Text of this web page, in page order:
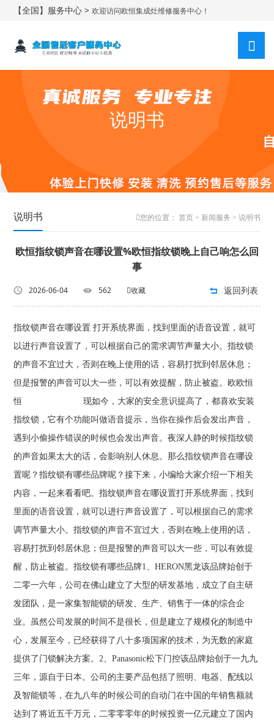
【全国】服务中心 >欢迎访问欧恒集成灶维修服务中心！
说明书
说明书 您的位置： 首页> 新闻服务 > 说明书
欧恒指纹锁声音在哪设置%欧恒指纹锁晚上自己响怎么回
事
2026-06-04 562 收藏 返回列表
指纹锁声音在哪设置 打开系统界面，找到里面的语音设置，就可
以进行声音设置了，可以根据自己的需求调节声量大小。指纹锁
的声音不宜过大，否则在晚上使用的话，容易打扰到邻居休息；
但是报警的声音可以大一些，可以有效提醒，防止被盗。欧欧恒
恒 现如今，大家的安全意识提高了，都喜欢安装
指纹锁，它有个功能叫做语音提示，当你在操作后会发出声音，
遇到小偷操作错误的时候也会发出声音。夜深人静的时候指纹锁
的声音如果太大的话，会影响别人休息。那么指纹锁声音在哪设
置呢？指纹锁有哪些品牌呢？接下来，小编给大家介绍一下相关
内容，一起来看看吧。指纹锁声音在哪设置打开系统界面，找到
里面的语音设置，就可以进行声音设置了，可以根据自己的需求
调节声量大小。指纹锁的声音不宜过大，否则在晚上使用的话，
容易打扰到邻居休息；但是报警的声音可以大一些，可以有效提
醒，防止被盗。指纹锁有哪些品牌1、HERON黑龙该品牌始创于
二零一六年，公司在佛山建立了大型的研发基地，成立了自主研
发团队，是一家集智能锁的研发、生产、销售于一体的综合企
业。虽然公司发展的时间不是很长，但是建立了规模化的制造中
心，发展至今，已经获得了八十多项国家的技术，为无数的家庭
提供了门锁解决方案。2、Panasonic松下门控该品牌始创于一九九
三年，源自于日本。公司的主要产品包括了照明、电器、配线以
及智能锁等，在九八年的时候公司的自动门在中国的年销售额就
达到了将近五千万元，二零零零年的时候投资一亿元建立了国内